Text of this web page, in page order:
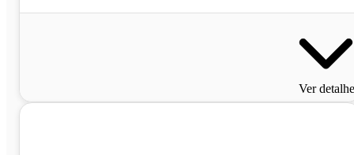
Ver